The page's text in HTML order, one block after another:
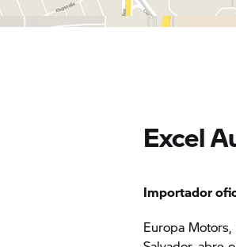
Excel
Importador
Europa